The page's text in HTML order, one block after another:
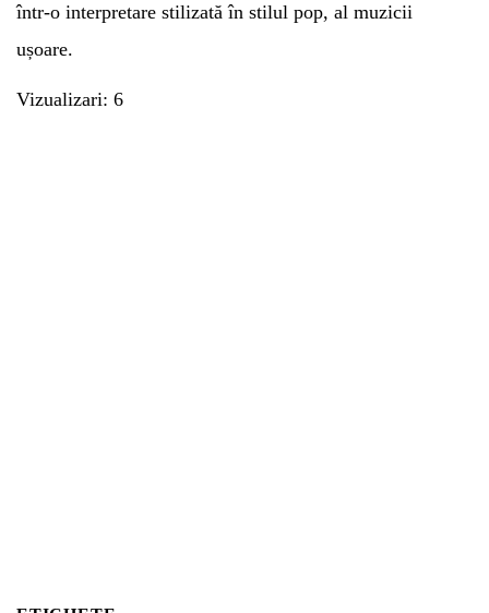
într-o interpretare stilizată în stilul pop, al muzicii
ușoare.
Vizualizari: 6